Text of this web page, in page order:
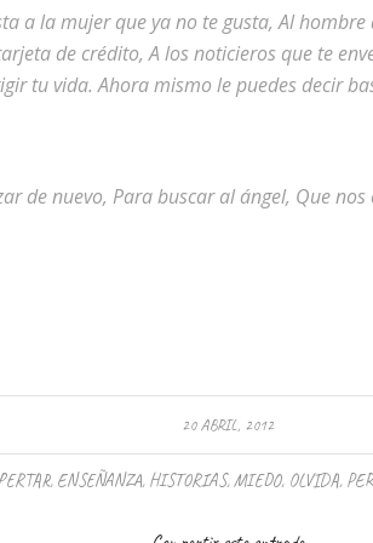
a la mujer que ya no te gusta, Al
de crédito, A los noticieros que te
tu vida. Ahora mismo le puedes decir
de nuevo, Para buscar al ángel, Que
20 ABRIL, 2012
, ENSEÑANZA, HISTORIAS, MIEDO, OLVIDA,